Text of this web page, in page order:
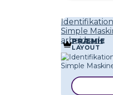
Simple
arbejdsark
PRÆMIE
LAYOUT